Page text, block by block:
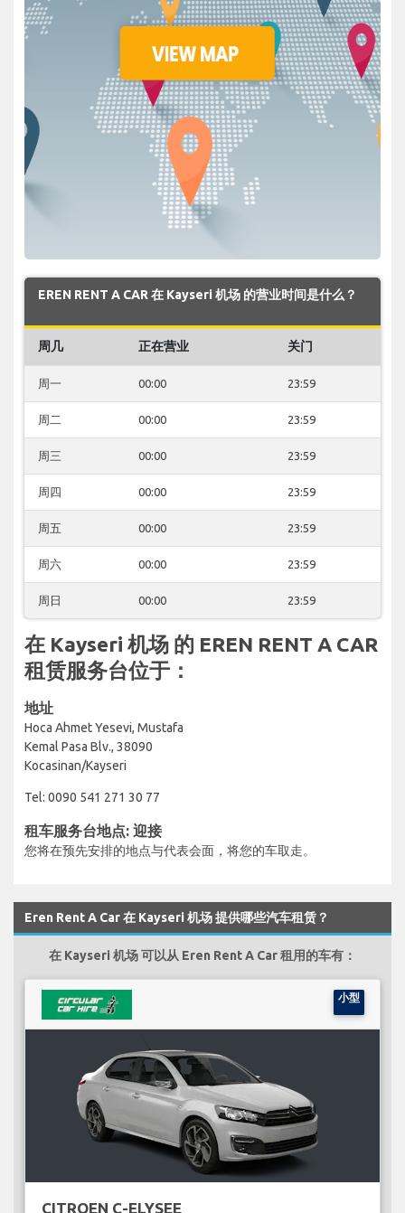
EREN RENT A CAR 在 Kayseri 机场 的营业时间是什么？
周几 正在营业 关门
周一 00:00 23:59
周二 00:00 23:59
周三 00:00 23:59
周四 00:00 23:59
周五 00:00 23:59
周六 00:00 23:59
周日 00:00 23:59
在 Kayseri 机场 的 EREN RENT A CAR
租赁服务台位于：
地址
Hoca Ahmet Yesevi, Mustafa
Kemal Pasa Blv., 38090
Kocasinan/Kayseri
Tel: 0090 541 271 30 77
租车服务台地点: 迎接
您将在预先安排的地点与代表会面，将您的车取走。
Eren Rent A Car 在 Kayseri 机场 提供哪些汽车租赁？
在 Kayseri 机场 可以从 Eren Rent A Car 租用的车有：
小型
CITROEN C-ELYSEE